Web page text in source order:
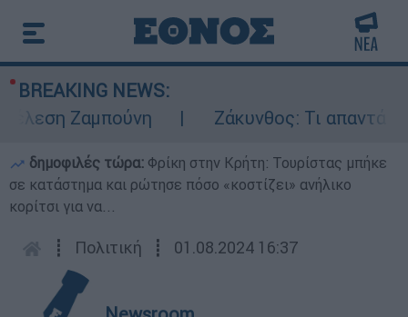
BREAKING NEWS:
Ζαμπούνη
Ζάκυνθος: Τι απαντά η
δημοφιλές τώρα: Φρίκη στην Κρήτη: Τουρίστας μπήκε
σε κατάστημα και ρώτησε πόσο «κοστίζει» ανήλικο
κορίτσι για να...
┋ Πολιτική ┋ 01.08.2024 16:37